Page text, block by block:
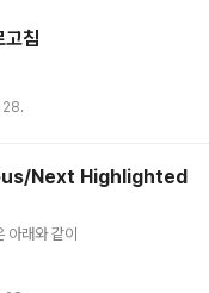
고침
28.
Next Highlighted
아래와 같이